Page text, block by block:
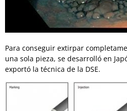
Para conseguir extirpar
una sola pieza, se desarrolló en
exportó la técnica de la DSE.